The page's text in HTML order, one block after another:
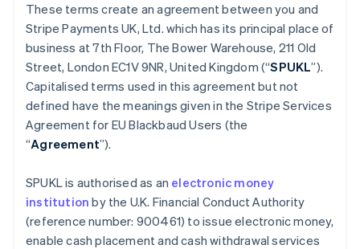
These terms create an agreement between you and
Stripe Payments UK, Ltd. which has its principal place of
business at 7th Floor, The Bower Warehouse, 211 Old
Street, London EC1V 9NR, United Kingdom (“SPUKL”).
Capitalised terms used in this agreement but not
defined have the meanings given in the Stripe Services
Agreement for EU Blackbaud Users (the
“Agreement”).
SPUKL is authorised as an electronic money
institution by the U.K. Financial Conduct Authority
(reference number: 900461) to issue electronic money,
enable cash placement and cash withdrawal services
Alemania
Deutsch English
Australia
English
Austria
NederlandsFrançais DeutschEnglish
Brasil
Português English
Bulgaria